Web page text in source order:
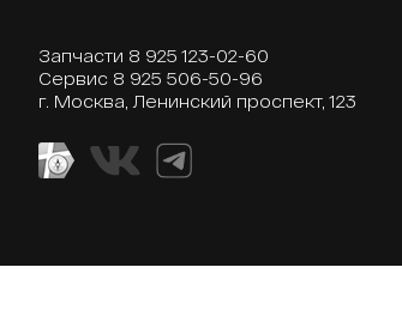
Запчасти 8 925 123-02-60
Сервис 8 925 506-50-96
г. Москва, Ленинский проспект, 123